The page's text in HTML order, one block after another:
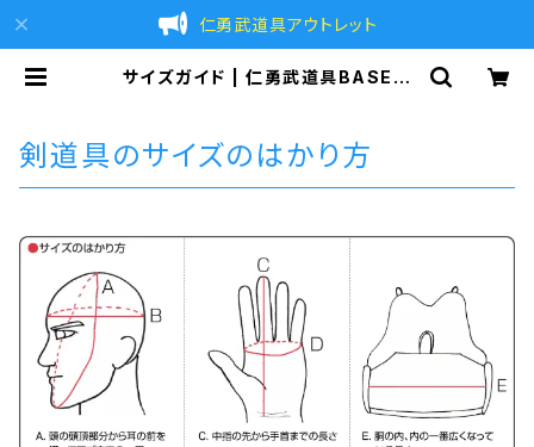
仁勇武道具アウトレット
サイズガイド | 仁勇武道具BASE店
剣道具のサイズのはかり方